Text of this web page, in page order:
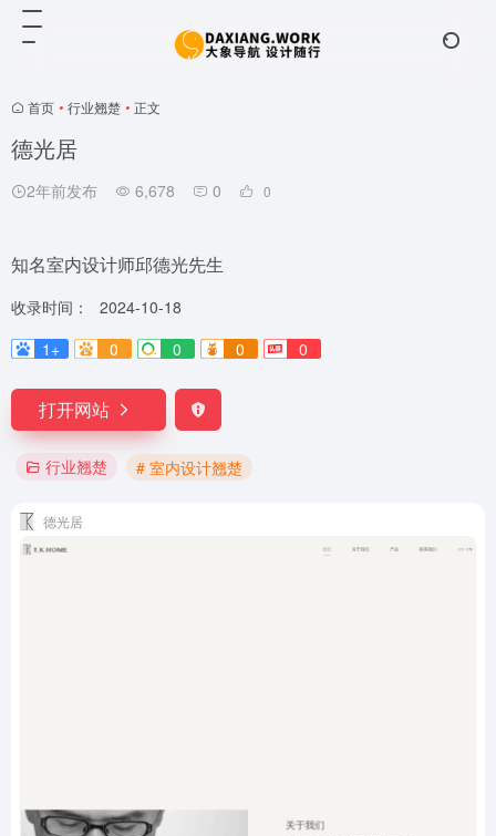
首页 • 行业翘楚 • 正文
德光居
2年前发布 6,678 0 0
知名室内设计师邱德光先生
收录时间：
2024-10-18
1+
0 0 0 0
打开网站
行业翘楚 # 室内设计翘楚
德光居